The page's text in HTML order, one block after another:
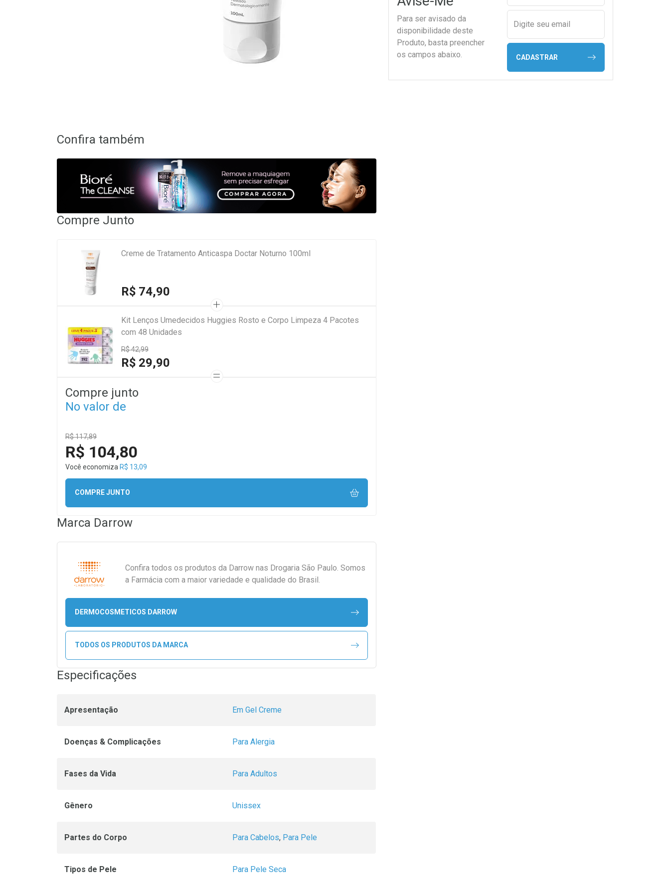
Para ser avisado da
disponibilidade deste
Produto, basta preencher
os campos abaixo.
Digite seu email
CADASTRAR
Confira também
Compre Junto
Creme de Tratamento Anticaspa Doctar Noturno 100ml
R$ 74,90
Kit Lenços Umedecidos Huggies Rosto e Corpo Limpeza 4 Pacotes
com 48 Unidades
R$ 42,99
R$ 29,90
Compre junto
No valor de
R$ 117,89
R$ 104,80
Você economiza R$ 13,09
COMPRE JUNTO
Marca Darrow
Confira todos os produtos da Darrow nas Drogaria São Paulo. Somos
a Farmácia com a maior variedade e qualidade do Brasil.
DERMOCOSMETICOS DARROW
TODOS OS PRODUTOS DA MARCA
Especificações
Apresentação Em Gel Creme
Doenças & Complicações Para Alergia
Fases da Vida Para Adultos
Gênero Unissex
Partes do Corpo Para Cabelos, Para Pele
Tipos de Pele Para Pele Seca